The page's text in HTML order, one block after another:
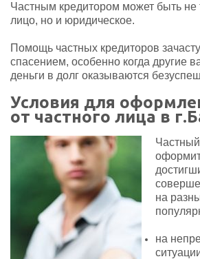
Частным кредитором может быть не
лицо, но и юридическое.
Помощь частных кредиторов
спасением, особенно когда другие
деньги в долг оказываются
Условия для
от частного лица в
на
на